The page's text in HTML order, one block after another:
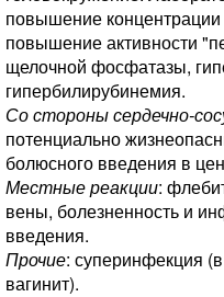
повышение
повышение активности
щелочной фосфатазы,
гипербилирубинемия.
Со стороны сердечно-
потенциально
болюсного введения в
Местные реакции:
вены, болезненность и
введения.
Прочие: суперинфекция
вагинит).